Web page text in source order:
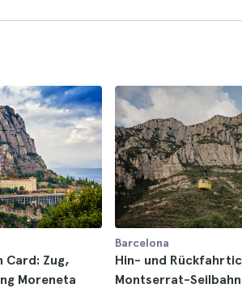
Card: Zug,
Moreneta
Barcelona
Hin- und
Montserrat-Seilbahn